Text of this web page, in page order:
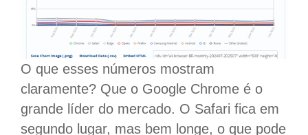
O que esses números mostram
claramente? Que o Google Chrome é o
grande líder do mercado. O Safari fica em
segundo lugar, mas bem longe, o que pode